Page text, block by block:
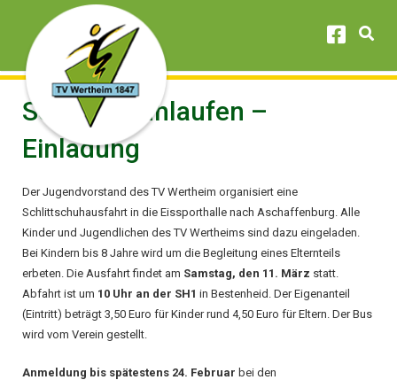
Schlittschuhlaufen –
Einladung
Der Jugendvorstand des TV Wertheim organisiert eine
Schlittschuhausfahrt in die Eissporthalle nach Aschaffenburg. Alle
Kinder und Jugendlichen des TV Wertheims sind dazu eingeladen.
Bei Kindern bis 8 Jahre wird um die Begleitung eines Elternteils
erbeten. Die Ausfahrt findet am Samstag, den 11. März statt.
Abfahrt ist um 10 Uhr an der SH1 in Bestenheid. Der Eigenanteil
(Eintritt) beträgt 3,50 Euro für Kinder rund 4,50 Euro für Eltern. Der Bus
wird vom Verein gestellt.
Anmeldung bis spätestens 24. Februar bei den